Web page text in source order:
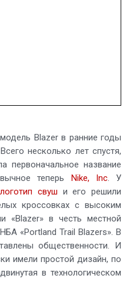
Blazer в ранние годы
несколько лет спустя,
первоначальное название
теперь Nike, Inc. У
логотип свуш и его решили
кроссовках с высоким
«Blazer» в честь местной
«Portland Trail Blazers». В
общественности. И
имели простой дизайн, по
в технологическом